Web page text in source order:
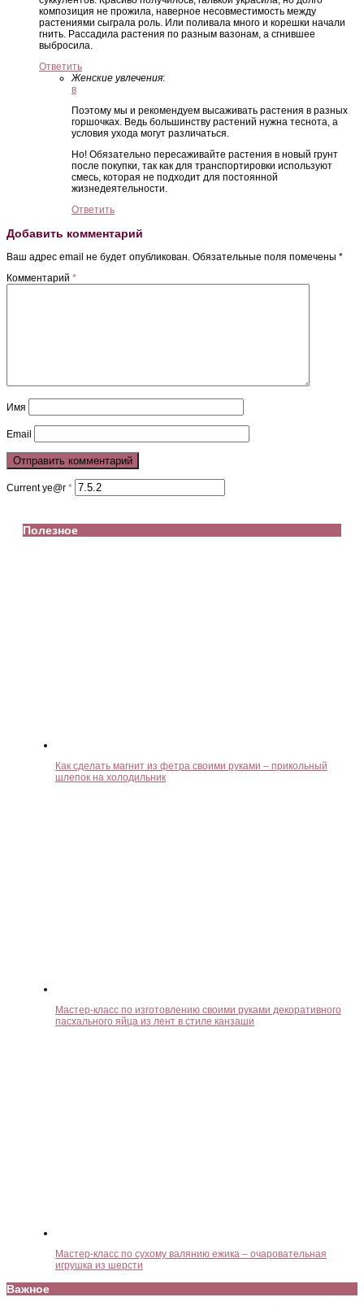
композиция не прожила, наверное несовместимость между
растениями сыграла роль. Или поливала много и корешки начали
гнить. Рассадила растения по разным вазонам, а сгнившее
выбросила.
Ответить
Женские увлечения:
в
Поэтому мы и рекомендуем высаживать растения в разных
горшочках. Ведь большинству растений нужна теснота, а
условия ухода могут различаться.
Но! Обязательно пересаживайте растения в новый грунт
после покупки, так как для транспортировки используют
смесь, которая не подходит для постоянной
жизнедеятельности.
Ответить
Добавить комментарий
Ваш адрес email не будет опубликован. Обязательные поля помечены *
Комментарий *
Имя
Email
Current ye@r *
Полезное
Как сделать магнит из фетра своими руками – прикольный
шлепок на холодильник
Мастер-класс по изготовлению своими руками декоративного
пасхального яйца из лент в стиле канзаши
Мастер-класс по сухому валянию ежика – очаровательная
игрушка из шерсти
Важное